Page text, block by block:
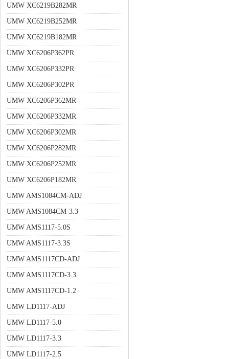
UMW XC6219B282MR
UMW XC6219B252MR
UMW XC6219B182MR
UMW XC6206P362PR
UMW XC6206P332PR
UMW XC6206P302PR
UMW XC6206P362MR
UMW XC6206P332MR
UMW XC6206P302MR
UMW XC6206P282MR
UMW XC6206P252MR
UMW XC6206P182MR
UMW AMS1084CM-ADJ
UMW AMS1084CM-3.3
UMW AMS1117-5.0S
UMW AMS1117-3.3S
UMW AMS1117CD-ADJ
UMW AMS1117CD-3.3
UMW AMS1117CD-1.2
UMW LD1117-ADJ
UMW LD1117-5.0
UMW LD1117-3.3
UMW LD1117-2.5